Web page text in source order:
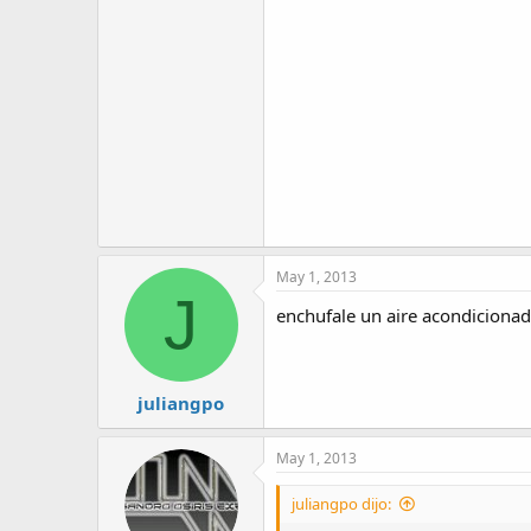
J
juliangpo
May 1, 2013
enchufale un aire
May 1, 2013
juliangpo dijo: